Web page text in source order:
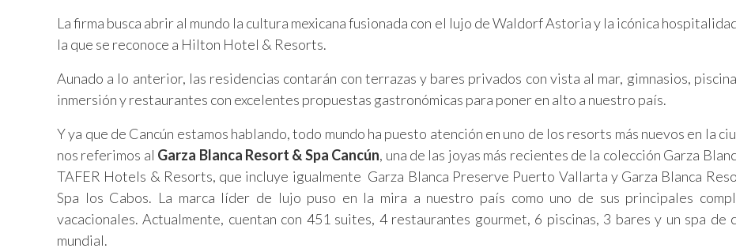
La firma busca abrir al mundo la cultura mexicana fusionada con el lujo de Waldorf Astoria y la icónica
la que se reconoce a Hilton Hotel & Resorts.
Aunado a lo anterior, las residencias contarán con terrazas y bares privados con vista al mar, gimnasios,
inmersión y restaurantes con excelentes propuestas gastronómicas para poner en alto a nuestro país.
Y ya que de Cancún estamos hablando, todo mundo ha puesto atención en uno de los resorts más nuevos en la
nos referimos al Garza Blanca Resort & Spa Cancún, una de las joyas más recientes de la colección Garza
TAFER Hotels & Resorts, que incluye igualmente Garza Blanca Preserve Puerto Vallarta y Garza Blanca
Spa los Cabos. La marca líder de lujo puso en la mira a nuestro país como uno de sus principales
vacacionales. Actualmente, cuentan con 451 suites, 4 restaurantes gourmet, 6 piscinas, 3 bares y un spa de
mundial.